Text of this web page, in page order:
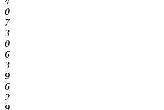
0
7
3
0
6
3
9
6
2
9